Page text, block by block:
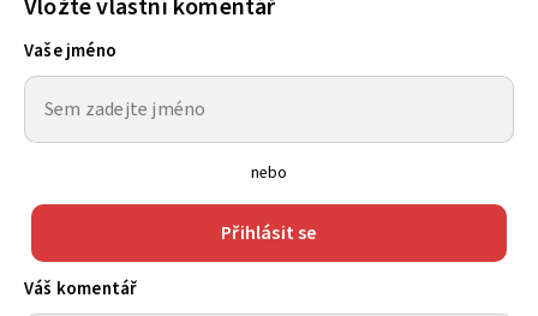
Vaše jméno
nebo
Přihlásit se
Váš komentář